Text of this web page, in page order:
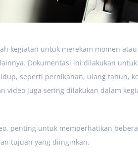
kegiatan untuk merekam momen
Dokumentasi ini dilakukan
seperti pernikahan, ulang tahun,
video juga sering dilakukan dalam
penting untuk memperhatikan
tujuan yang diinginkan.